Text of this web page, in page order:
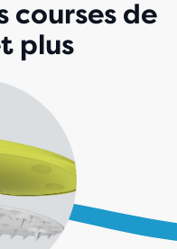
courses de
plus